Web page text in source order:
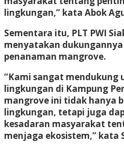
lingkungan,” kata Abok
Sementara itu, PLT PWI
menyatakan
penanaman mangrove.
“Kami sangat mendukung
lingkungan di Kampung
mangrove ini tidak hanya
lingkungan, tetapi juga
kesadaran masyarakat
menjaga ekosistem,” kata